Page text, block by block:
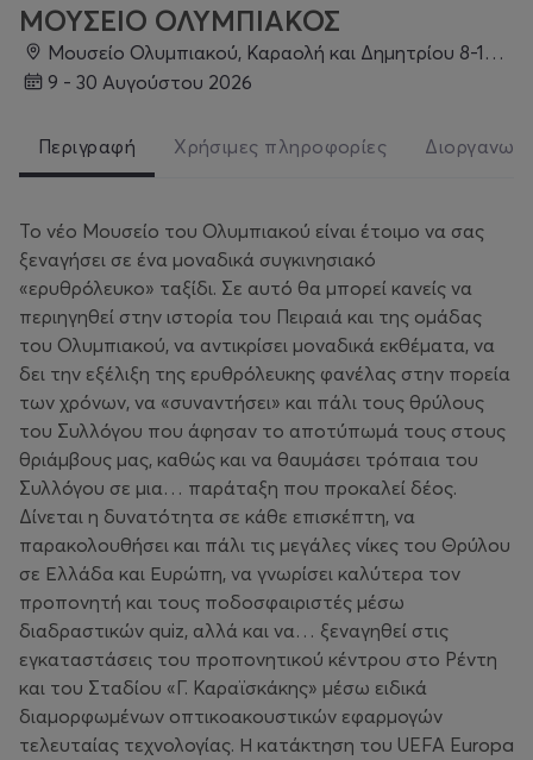
ΜΟΥΣΕΙΟ ΟΛΥΜΠΙΑΚΟΣ
Μουσείο Ολυμπιακού, Καραολή και Δημητρίου 8-10, 185 31, Πειραιάς
9 - 30 Αυγούστου 2026
Περιγραφή Χρήσιμες πληροφορίες
Το νέο Μουσείο του Ολυμπιακού είναι έτοιμο να σας
ξεναγήσει σε ένα μοναδικά συγκινησιακό
«ερυθρόλευκο» ταξίδι. Σε αυτό θα μπορεί κανείς να
περιηγηθεί στην ιστορία του Πειραιά και της ομάδας
του Ολυμπιακού, να αντικρίσει μοναδικά εκθέματα, να
δει την εξέλιξη της ερυθρόλευκης φανέλας στην πορεία
των χρόνων, να «συναντήσει» και πάλι τους θρύλους
του Συλλόγου που άφησαν το αποτύπωμά τους στους
θριάμβους μας, καθώς και να θαυμάσει τρόπαια του
Συλλόγου σε μια… παράταξη που προκαλεί δέος.
Δίνεται η δυνατότητα σε κάθε επισκέπτη, να
παρακολουθήσει και πάλι τις μεγάλες νίκες του Θρύλου
σε Ελλάδα και Ευρώπη, να γνωρίσει καλύτερα τον
προπονητή και τους ποδοσφαιριστές μέσω
διαδραστικών quiz, αλλά και να… ξεναγηθεί στις
εγκαταστάσεις του προπονητικού κέντρου στο Ρέντη
και του Σταδίου «Γ. Καραϊσκάκης» μέσω ειδικά
διαμορφωμένων οπτικοακουστικών εφαρμογών
τελευταίας τεχνολογίας. Η κατάκτηση του UEFA Europa